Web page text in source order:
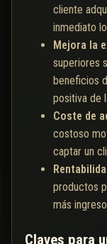
cliente
inmediato
Mejora la
superiores
beneficios
positiva de
Coste de
costoso
captar un
productos
más
Claves para